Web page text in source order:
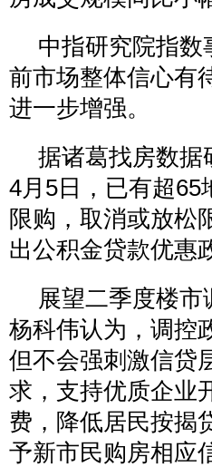
中指研究院指
前市场整体信心有
进一步增强。
据诸葛找房数据
4月5日，已有超65
限购，取消或放松
出公积金贷款优惠
展望二季度楼
杨科伟认为，调控
但不会强刺激信贷
求，支持优质企业
费，降低居民按揭
予新市民购房相应